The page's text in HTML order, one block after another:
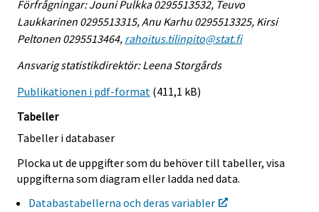
Förfrågningar: Jouni Pulkka 0295513532, Teuvo
Laukkarinen 0295513315, Anu Karhu 0295513325, Kirsi
Peltonen 0295513464, rahoitus.tilinpito@stat.fi
Ansvarig statistikdirektör: Leena Storgårds
Publikationen i pdf-format (411,1 kB)
Tabeller
Tabeller i databaser
Plocka ut de uppgifter som du behöver till tabeller, visa
uppgifterna som diagram eller ladda ned data.
Databastabellerna och deras variabler